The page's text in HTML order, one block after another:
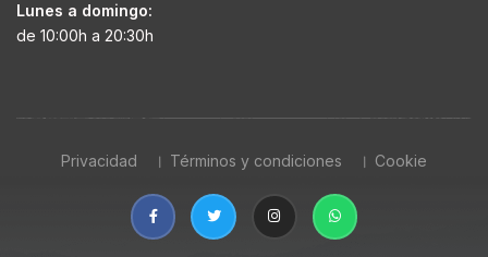
Lunes a domingo:
de 10:00h a 20:30h
Privacidad Términos y condiciones Cookie